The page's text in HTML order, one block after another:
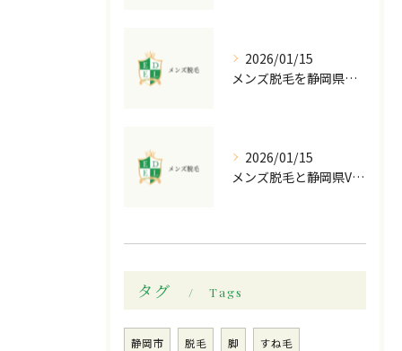
2026/01/15
メンズ脱毛を静岡県静岡市で検討中なら全身脱毛がお得な人気店の選び方と費用比較ガイド
2026/01/15
メンズ脱毛と静岡県VIO脱毛を睾丸マッサージのセットで賢く受けるコツ
タグ Tags
静岡市 脱毛 脚 すね毛